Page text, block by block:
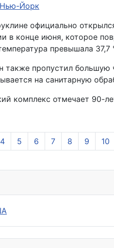
Йорк
официально
в конце июня, которое
превышала 37,7
также пропустил большую
на санитарную
комплекс отмечает 90-
4 5 6 7 8 9 10